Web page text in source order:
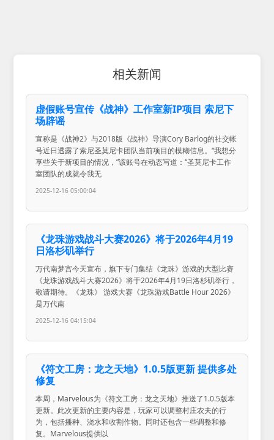
相关新闻
虚假账号宣传《战神》工作室新IP项目 索尼下
场辟谣
宣称是《战神2》与2018版《战神》导演Cory Barlog的社交帐
号近日透露了索尼圣莫尼卡团队当前项目的模糊信息。“我想分
享些关于新项目的情况，”该账号在动态写道：“圣莫尼卡工作
室团队的成就令我无
2025-12-16 05:00:04
《龙珠游戏战斗大赛2026》将于2026年4月19
日洛杉矶举行
万代南梦宫今天宣布，旗下专门集结《龙珠》游戏的大型比赛
《龙珠游戏战斗大赛2026》将于2026年4月19日洛杉矶举行，
敬请期待。《龙珠》 游戏大赛《龙珠游戏Battle Hour 2026》
是万代南
2025-12-16 04:15:04
《符文工房：龙之天地》1.0.5版更新 提供多处
修复
本周，Marvelous为《符文工房：龙之天地》推送了1.0.5版本
更新。此次更新的主要内容是，玩家可以调整村庄农夫的行
为，包括播种、浇水和收割作物。同时还包含一些调整和修
复。Marvelous提供以